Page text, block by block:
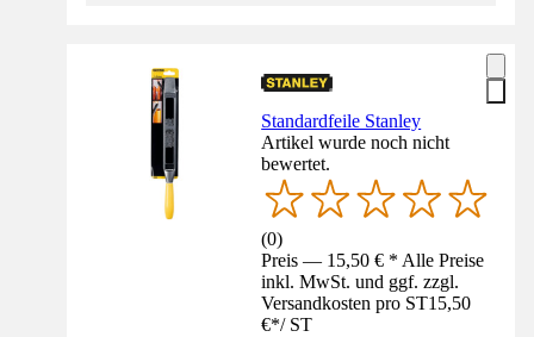
Standardfeile Stanley
Artikel wurde noch nicht
bewertet.
(0)
Preis — 15,50 € * Alle Preise
inkl. MwSt. und ggf. zzgl.
Versandkosten pro ST15,50
€*/ ST